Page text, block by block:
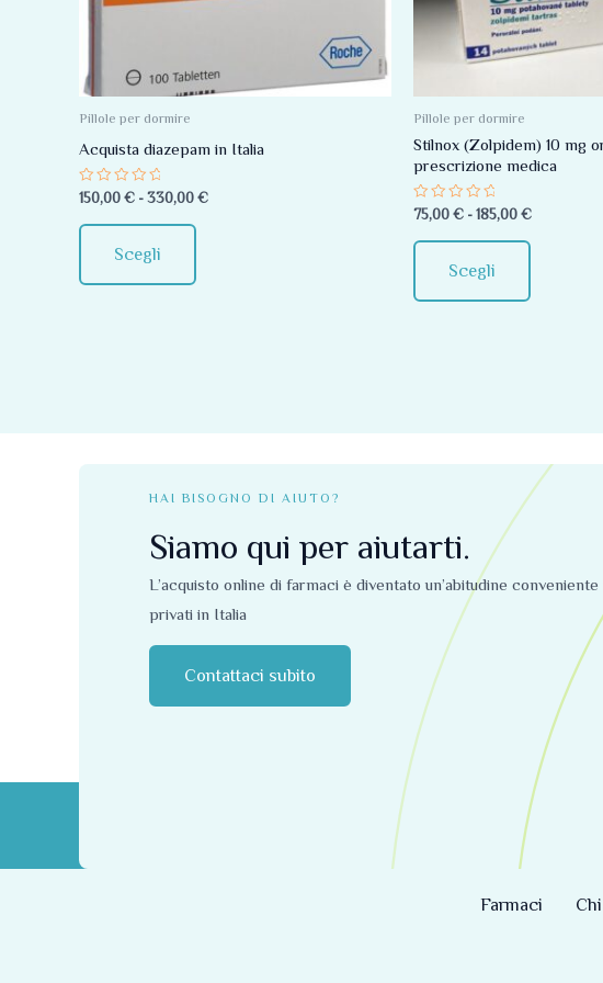
Pillole per dormire
Acquista diazepam in Italia
Valutato
0
su
5
150,00 € - 330,00 €
Scegli
possono
scelte
pagina
del
Pillole per dormire
Stilnox (Zolpidem) 10 mg
prescrizione medica
Valutato
0
su
5
75,00 € - 185,00 €
Scegli
Le
opzioni
scelte
nella
HAI BISOGNO DI AIUTO?
Siamo qui per aiutarti.
L’acquisto online di farmaci è diventato un’abitudine
privati ​​in Italia
Contattaci subito
Farmaci